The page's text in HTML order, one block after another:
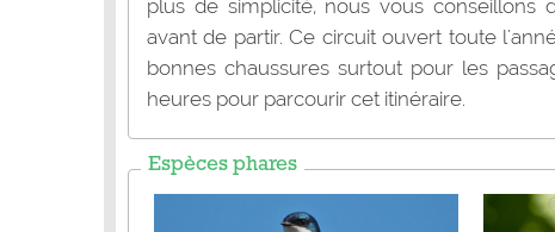
plus de simplicité, nous vous conseillons
avant de partir. Ce circuit ouvert toute
bonnes chaussures surtout pour les
heures pour parcourir cet itinéraire.
Espèces phares